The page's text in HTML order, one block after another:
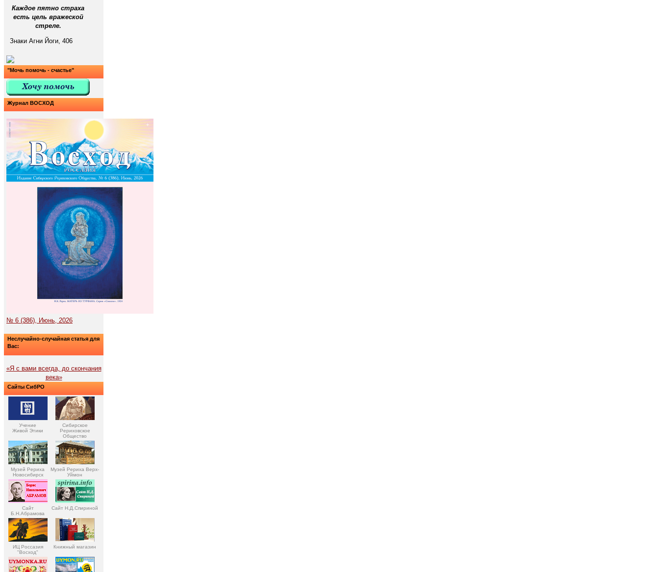
Каждое пятно страха
есть цель вражеской
стреле.
Знаки Агни Йоги, 406
"Мочь помочь - счастье"
Журнал ВОСХОД
№ 6 (386), Июнь, 2026
Неслучайно-случайная статья для
Вас:
«Я с вами всегда, до скончания
века»
Сайты СибРО
Учение
Живой Этики
Сибирское
Рериховское
Общество
Музей Рериха
Новосибирск
Музей Рериха Верх-
Уймон
Сайт
Б.Н.Абрамова
Сайт Н.Д.Спириной
ИЦ Россазия
"Восход"
Книжный магазин